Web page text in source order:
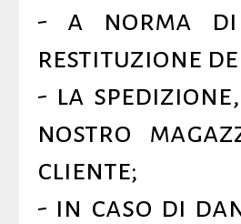
- a norma di
restituzione
- la
nostro
cliente;
- in caso di